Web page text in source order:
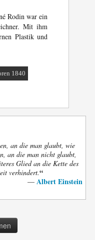
Rodin war ein
Mit ihm
Plastik und
1840
an die man glaubt, wie
an die man nicht glaubt,
Glied an die Kette des
verhindert.“
— Albert Einstein